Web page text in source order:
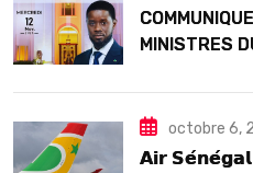
MINISTRES
octobre 6,
𝗔𝗶𝗿